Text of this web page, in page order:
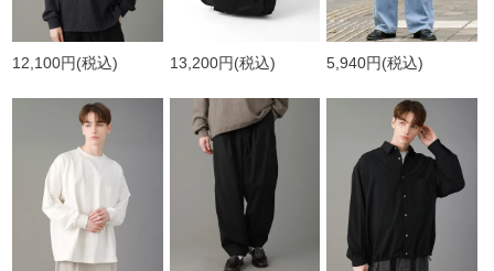
12,100円(税込) 13,200円(税込) 5,940円(税込)